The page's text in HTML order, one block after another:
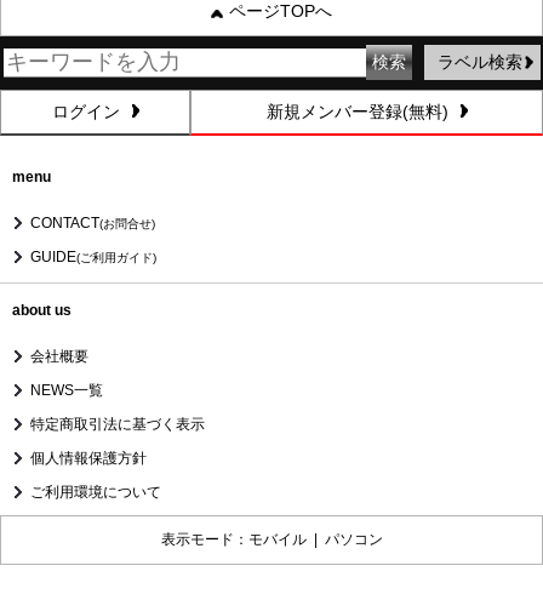
ページTOPへ
ラベル検索
ログイン 新規メンバー登録(無料)
menu
CONTACT(お問合せ)
GUIDE(ご利用ガイド)
about us
会社概要
NEWS一覧
特定商取引法に基づく表示
個人情報保護方針
ご利用環境について
表示モード：モバイル | パソコン